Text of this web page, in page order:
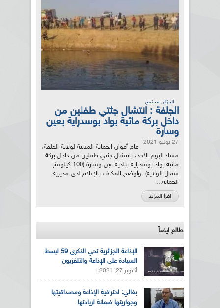
الجزائر, مجتمع
الجلفة : انتشال جثتي طفلين من
داخل بركة مائية بواد بوسدراية بعين
وسارة
27 يونيو 2021
قام أعوان الحماية المدنية لولاية الجلفة،
مساء اليوم الأحد، بانتشال جثتي طفلين من داخل بركة
مائية بواد بوسدراية ببلدية عين وسارة (100 كيلومتر
شمال الولاية). وأوضح المكلف بالإعلام لدى مديرية
الحماية...
اقرأ المزيد
طالع ايضاً
الإذاعة الجزائرية تحي الذكرى 59 لبسط
السيادة على الإذاعة والتلفزيون
أكتوبر 27, 2021 |
بغالي: احترافية الإذاعة ومصداقيتها
وجواريتها ضمانة لريادتها